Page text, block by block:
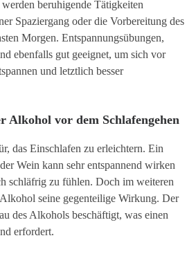
beruhigende Tätigkeiten
Spaziergang oder die Vorbereitung des
Morgen. Entspannungsübungen,
ebenfalls gut geeignet, um sich vor
und letztlich besser
Alkohol vor dem Schlafengehen
das Einschlafen zu erleichtern. Ein
Wein kann sehr entspannend wirken
schläfrig zu fühlen. Doch im weiteren
seine gegenteilige Wirkung. Der
des Alkohols beschäftigt, was einen
erfordert.